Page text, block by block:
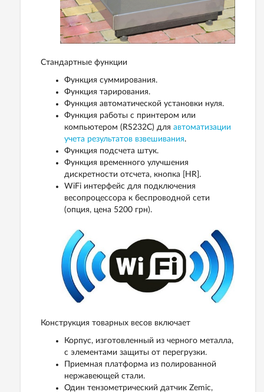
Стандартные функции
Функция суммирования.
Функция тарирования.
Функция автоматической установки нуля.
Функция работы с принтером или
компьютером (RS232C) для автоматизации
учета результатов взвешивания.
Функция подсчета штук.
Функция временного улучшения
дискретности отсчета, кнопка [HR].
WiFi интерфейс для подключения
весопроцессора к беспроводной сети
(опция, цена 5200 грн).
Конструкция товарных весов включает
Корпус, изготовленный из черного металла,
с элементами защиты от перегрузки.
Приемная платформа из полированной
нержавеющей стали.
Один тензометрический датчик Zemic,